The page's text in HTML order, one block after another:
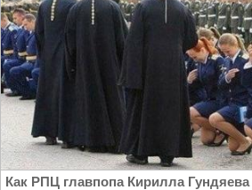
Как РПЦ главпопа Кирилла